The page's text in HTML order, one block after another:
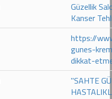
Güzellik
Kanser
https://
gunes-
dikkat-
"SAHTE